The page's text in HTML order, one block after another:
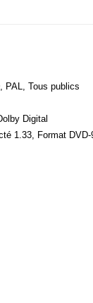
PAL, Tous publics
Digital
1.33, Format